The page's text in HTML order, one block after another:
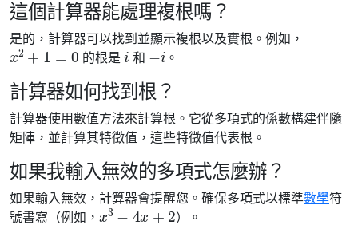
這個計算器能處理複根嗎？
是的，計算器可以找到並顯示複根以及實根。例如，
x2+ 1 =0
的根是
i
和
−i
。
計算器如何找到根？
計算器使用數值方法來計算根。它從多項式的係數構建伴隨
矩陣，並計算其特徵值，這些特徵值代表根。
如果我輸入無效的多項式怎麼辦？
如果輸入無效，計算器會提醒您。確保多項式以標準數學符
號書寫（例如，
x3−4x+2
）。